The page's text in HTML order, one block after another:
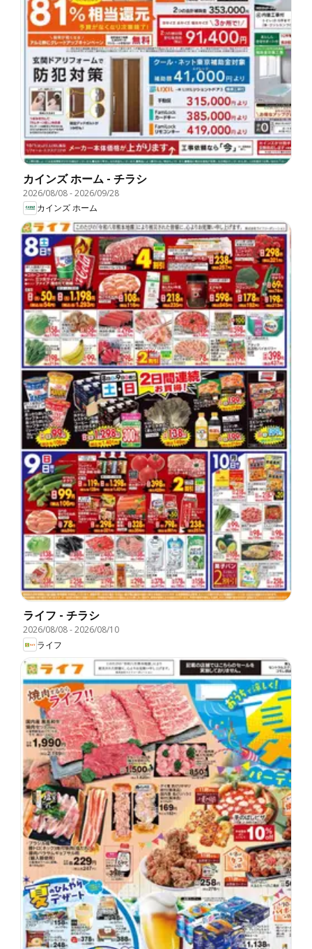
カインズ ホーム - チラシ
2026/08/08-2026/09/28
カインズ ホーム
ライフ - チラシ
2026/08/08-2026/08/10
ライフ